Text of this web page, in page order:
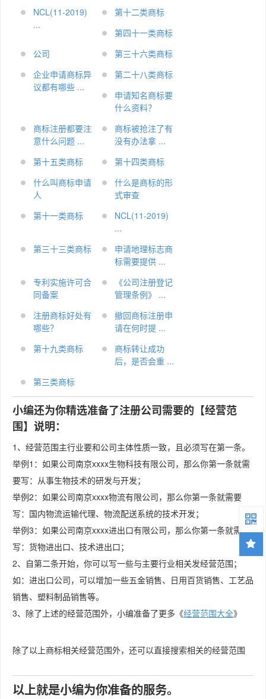
NCL(11-2019)
...
第十二类商标
第四十一类商标
公司
第三十六类商标
企业申请商标异
议都有哪些 ...
第二十八类商标
申请知名商标要
什么资料？
商标注册都要注
意什么问题 ...
商标被抢注了有
没有办法拿 ...
第十五类商标
第十四类商标
什么叫商标申请
人
什么是商标的形
式审查
第十一类商标
NCL(11-2019)
...
第三十三类商标
申请地理标志商
标需要提供 ...
专利实施许可合
同备案
《公司注册登记
管理条例》 ...
注册商标好处有
哪些？
撤回商标注册申
请在何时提 ...
第十九类商标
商标转让成功
后，是否会重 ...
第三类商标
小编还为你精选准备了注册公司需要的【经营范
围】说明：
1、经营范围主行业要和公司主体性质一致，且必须写在第一条。
举例1：如果公司南京xxxx生物科技有限公司，那么你第一条就需
要写：从事生物技术的研发与开发；
举例2：如果公司南京xxxx物流有限公司，那么你第一条就需要
写：国内物流运输代理、物流配送系统的技术开发；
举例3：如果公司南京xxxx进出口有限公司，那么你第一条就需要
写：货物进出口、技术进出口；
2、自第二条开始，你可以写一些与主要行业相关发经营范围；
如：进出口公司，可以增加一些五金销售、日用百货销售、工艺品
销售、塑料制品销售等。
3、除了上述的经营范围外，小编准备了更多《经营范围大全》
除了以上商标相关经营范围外，还可以直接搜索相关的经营范围
以上就是小编为你准备的服务。